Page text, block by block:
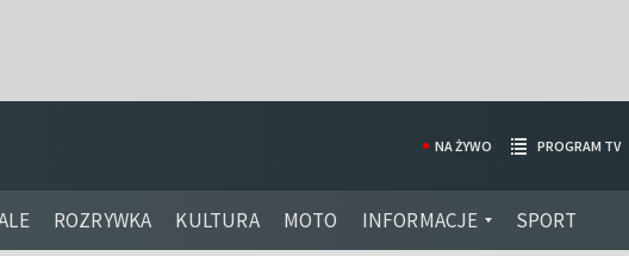
ROZRYWKA KULTURA MOTO INFORMACJE SPORT
NA ŻYWO PROGRAM TV